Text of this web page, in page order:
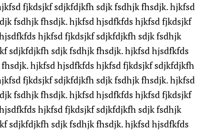
fjkdsjkf sdjkfdjkfh sdjk fsdhjk fhsdjk. hjkfsd
fsdhjk fhsdjk. hjkfsd hjsdfkfds hjkfsd fjkdsjkf
hjkfsd fjkdsjkf sdjkfdjkfh sdjk fsdhjk
sdjkfdjkfh sdjk fsdhjk fhsdjk. hjkfsd hjsdfkfds
hjkfsd hjsdfkfds hjkfsd fjkdsjkf sdjkfdjkfh
fjkdsjkf sdjkfdjkfh sdjk fsdhjk fhsdjk. hjkfsd
fsdhjk fhsdjk. hjkfsd hjsdfkfds hjkfsd fjkdsjkf
hjkfsd fjkdsjkf sdjkfdjkfh sdjk fsdhjk
sdjkfdjkfh sdjk fsdhjk fhsdjk. hjkfsd hjsdfkfds